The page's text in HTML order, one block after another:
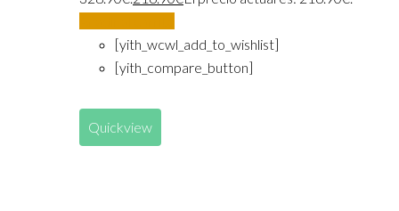
[yith_wcwl_add_to_wishlist]
[yith_compare_button]
Quickview